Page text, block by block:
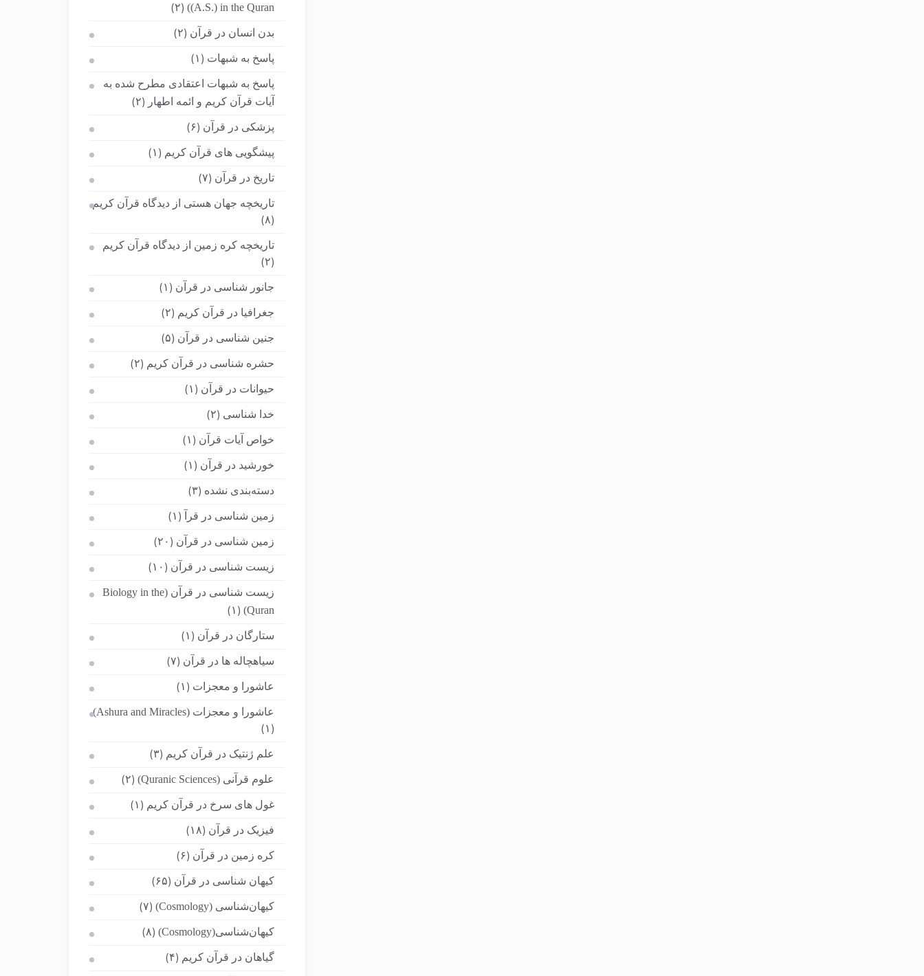
(A.S.) in the Quran)
(۲)
بدن انسان در قرآن (۲)
پاسخ به شبهات (۱)
پاسخ به شبهات اعتقادی مطرح شده به
آیات قرآن کریم و ائمه اطهار
(۲)
پزشکی در قرآن (۶)
پیشگویی های قرآن کریم (۱)
تاریخ در قرآن (۷)
تاریخچه جهان هستی از دیدگاه قرآن کریم
(۸)
تاریخچه کره زمین از دیدگاه قرآن کریم
(۲)
جانور شناسی در قرآن (۱)
جغرافیا در قرآن کریم (۲)
جنین شناسی در قرآن (۵)
حشره شناسی در قرآن کریم (۲)
حیوانات در قرآن (۱)
خدا شناسی (۲)
خواص آیات قرآن (۱)
خورشید در قرآن (۱)
دسته‌بندی نشده (۳)
زمین شناسی در قرآ (۱)
زمین شناسی در قرآن (۲۰)
زیست شناسی در قرآن (۱۰)
زیست شناسی در قرآن (Biology in the
Quran)
(۱)
ستارگان در قرآن (۱)
سیاهچاله ها در قرآن (۷)
عاشورا و معجزات (۱)
عاشورا و معجزات (Ashura and Miracles)
(۱)
علم ژنتیک در قرآن کریم (۳)
علوم قرآنی (Quranic Sciences) (۲)
غول های سرخ در قرآن کریم (۱)
فیزیک در قرآن (۱۸)
کره زمین در قرآن (۶)
کیهان شناسی در قرآن (۶۵)
کیهان‌شناسی (Cosmology) (۷)
کیهان‌شناسی(Cosmology) (۸)
گیاهان در قرآن کریم (۴)